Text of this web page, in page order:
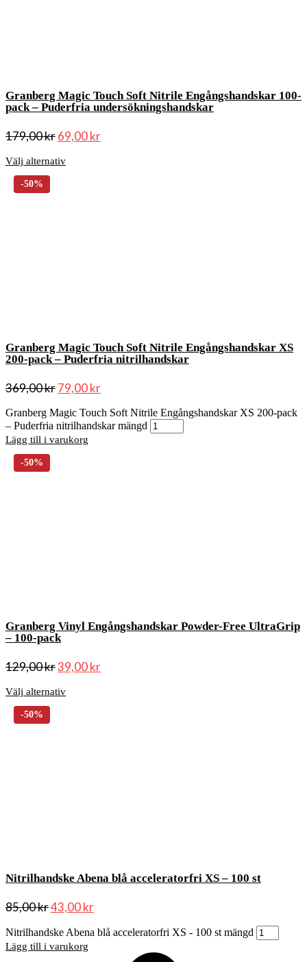
Granberg Magic Touch Soft Nitrile Engångshandskar 100-
pack – Puderfria undersökningshandskar
179,00kr69,00kr
Välj alternativ
Granberg Magic Touch Soft Nitrile Engångshandskar XS
200-pack – Puderfria nitrilhandskar
369,00kr79,00kr
Granberg Magic Touch Soft Nitrile Engångshandskar XS 200-pack
– Puderfria nitrilhandskar mängd
Lägg till i varukorg
Granberg Vinyl Engångshandskar Powder-Free UltraGrip
– 100-pack
129,00kr39,00kr
Välj alternativ
Nitrilhandske Abena blå acceleratorfri XS – 100 st
85,00kr43,00kr
Nitrilhandske Abena blå acceleratorfri XS - 100 st mängd
Lägg till i varukorg